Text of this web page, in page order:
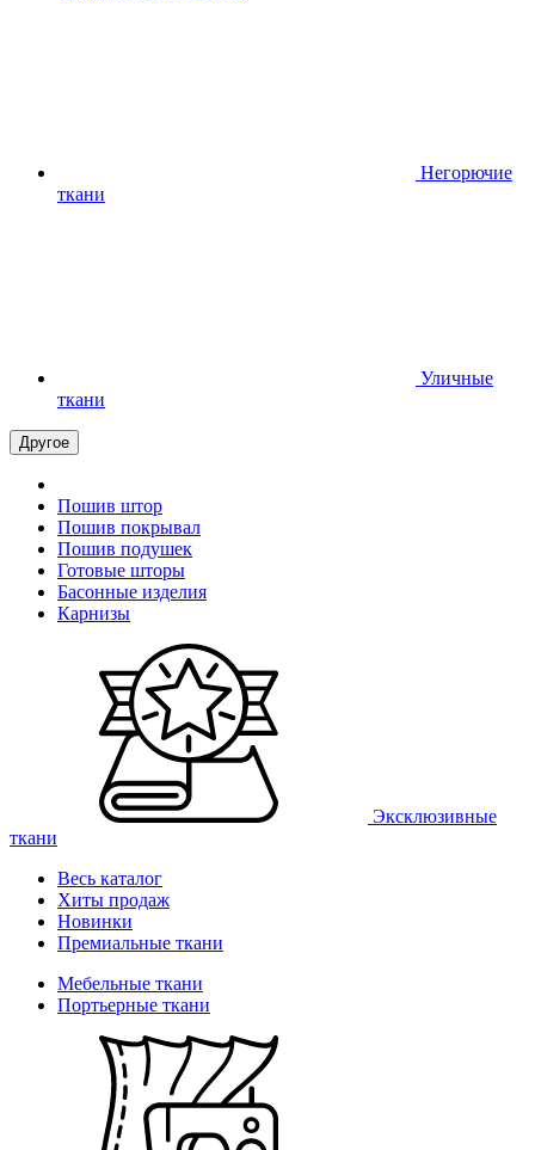
Негорючие
ткани
Уличные
ткани
Другое
Пошив штор
Пошив покрывал
Пошив подушек
Готовые шторы
Басонные изделия
Карнизы
Эксклюзивные
ткани
Весь каталог
Хиты продаж
Новинки
Премиальные ткани
Мебельные ткани
Портьерные ткани